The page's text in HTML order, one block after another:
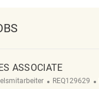
ASSOCIATE
ReqId
REQ129629